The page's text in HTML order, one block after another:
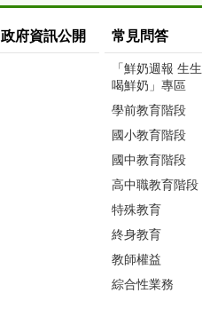
政府資訊公開 常見問答
「鮮奶週報 生生
喝鮮奶」專區
學前教育階段
國小教育階段
國中教育階段
高中職教育階段
特殊教育
終身教育
教師權益
綜合性業務